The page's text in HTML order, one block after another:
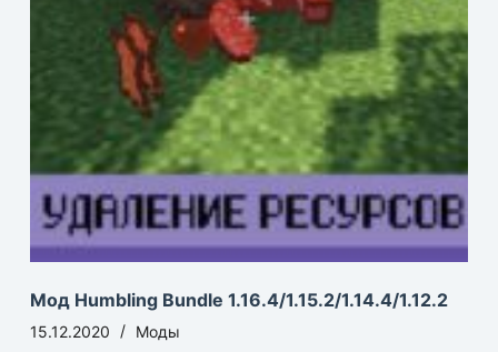
Мод Humbling Bundle 1.16.4/1.15.2/1.14.4/1.12.2
15.12.2020 Моды